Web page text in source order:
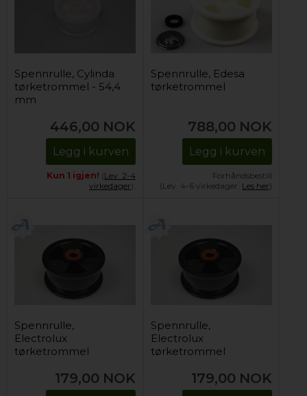
Spennrulle, Cylinda
tørketrommel - 54,4
mm
446,00 NOK
Legg i kurven
Kun 1 igjen! (Lev. 2-4
virkedager).
Spennrulle, Edesa
tørketrommel
788,00 NOK
Legg i kurven
Forhåndsbestill
(Lev. 4-6 virkedager. Les her)
Spennrulle,
Electrolux
tørketrommel
179,00 NOK
Spennrulle,
Electrolux
tørketrommel
179,00 NOK